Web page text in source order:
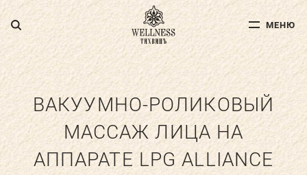
МЕНЮ
МЕНЮ
ДЛЯ ВЗРОСЛЫХ ДЛЯ ДЕТЕЙ
ФИТНЕС
ВАКУУМНО-РОЛИКОВЫЙ
МАССАЖ ЛИЦА НА
АППАРАТЕ LPG ALLIANCE